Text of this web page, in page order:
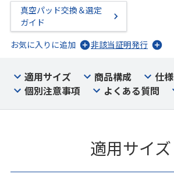
真空パッド交換＆選定
ガイド
お気に入りに追加
非該当証明発行
適用サイズ 商品構成 仕様
個別注意事項
よくある質問
適用サイズ